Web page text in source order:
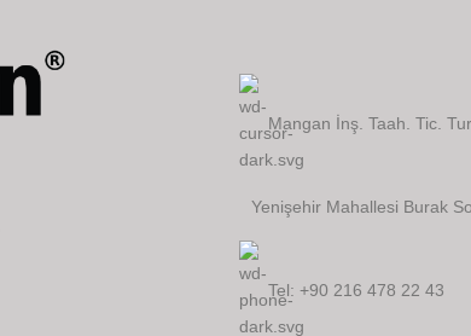
Mangan İnş. Taah. Tic.
Yenişehir Mahallesi Burak
Tel: +90 216 478 22 43